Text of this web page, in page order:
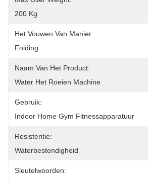
200 Kg
Het Vouwen Van Manier:
Folding
Naam Van Het Product:
Water Het Roeien Machine
Gebruik:
Indoor Home Gym Fitnessapparatuur
Resistentie:
Waterbestendigheid
Sleutelwoorden: